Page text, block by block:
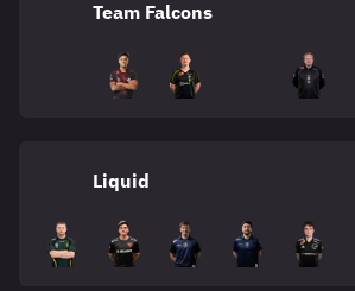
Team Falcons
Liquid